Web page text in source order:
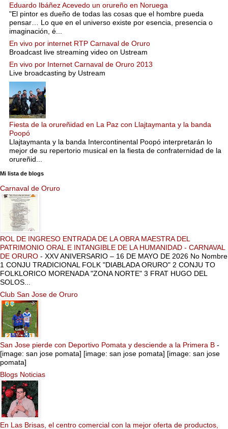
Eduardo Ibáñez Acevedo un orureño en Noruega
"El pintor es dueño de todas las cosas que el hombre pueda
pensar… Lo que en el universo existe por esencia, presencia o
imaginación, é...
En vivo por internet RTP Carnaval de Oruro
Broadcast live streaming video on Ustream
En vivo por Internet Carnaval de Oruro 2013
Live broadcasting by Ustream
Fiesta de la orureñidad en La Paz con Llajtaymanta y la banda
Poopó
Llajtaymanta y la banda Intercontinental Poopó interpretarán lo
mejor de su repertorio musical en la fiesta de confraternidad de la
orureñid...
Mi lista de blogs
Carnaval de Oruro
ROL DE INGRESO ENTRADA DE LA OBRA MAESTRA DEL
PATRIMONIO ORAL E INTANGIBLE DE LA HUMANIDAD - CARNAVAL
DE ORURO - XXV ANIVERSARIO – 16 DE MAYO DE 2026 No Nombre
1 CONJU TRADICIONAL FOLK "DIABLADA ORURO" 2 CONJU TO
FOLKLORICO MORENADA "ZONA NORTE" 3 FRAT HUGO DEL
SOLOS...
Club San Jose de Oruro
San Jose pierde con Deportivo Pomata y desciende a la Primera B -
[image: san jose pomata] [image: san jose pomata] [image: san jose
pomata]
Blogs Noticias
En Las Brisas, el centro comercial con la mejor oferta de productos,